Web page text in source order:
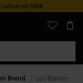
od 100€
Brend
Los Barrios